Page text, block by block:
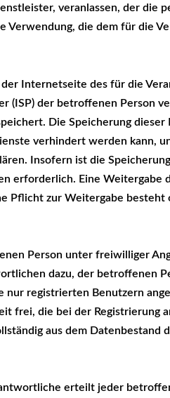
veranlassen, der die
Verwendung, die dem für die
der Internetseite des für die
(ISP) der betroffenen Person
Die Speicherung
verhindert werden kann,
Insofern ist die
erforderlich. Eine Weitergabe
Pflicht zur Weitergabe
Person unter freiwilliger
dazu, der betroffenen
nur registrierten Benutzern
frei, die bei der Registrierung
aus dem
erteilt jeder